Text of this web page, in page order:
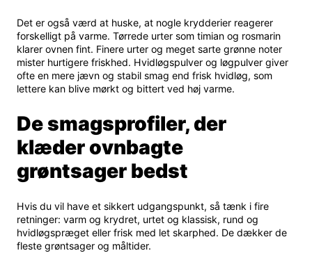
Det er også værd at huske, at nogle krydderier reagerer
forskelligt på varme. Tørrede urter som timian og rosmarin
klarer ovnen fint. Finere urter og meget sarte grønne noter
mister hurtigere friskhed. Hvidløgspulver og løgpulver giver
ofte en mere jævn og stabil smag end frisk hvidløg, som
lettere kan blive mørkt og bittert ved høj varme.
De smagsprofiler, der
klæder ovnbagte
grøntsager bedst
Hvis du vil have et sikkert udgangspunkt, så tænk i fire
retninger: varm og krydret, urtet og klassisk, rund og
hvidløgspræget eller frisk med let skarphed. De dækker de
fleste grøntsager og måltider.